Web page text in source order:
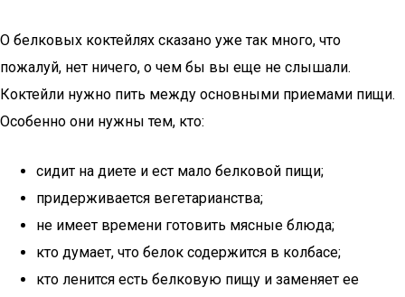
О белковых коктейлях сказано уже так много, что
пожалуй, нет ничего, о чем бы вы еще не слышали.
Коктейли нужно пить между основными приемами пищи.
Особенно они нужны тем, кто:
сидит на диете и ест мало белковой пищи;
придерживается вегетарианства;
не имеет времени готовить мясные блюда;
кто думает, что белок содержится в колбасе;
кто ленится есть белковую пищу и заменяет ее